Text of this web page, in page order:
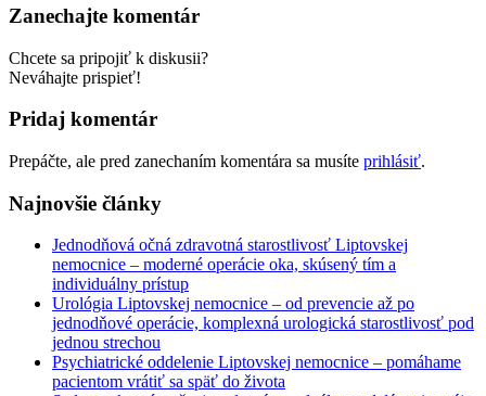
Zanechajte komentár
Chcete sa pripojiť k diskusii?
Neváhajte prispieť!
Pridaj komentár
Prepáčte, ale pred zanechaním komentára sa musíte prihlásiť.
Najnovšie články
Jednodňová očná zdravotná starostlivosť Liptovskej
nemocnice – moderné operácie oka, skúsený tím a
individuálny prístup
Urológia Liptovskej nemocnice – od prevencie až po
jednodňové operácie, komplexná urologická starostlivosť pod
jednou strechou
Psychiatrické oddelenie Liptovskej nemocnice – pomáhame
pacientom vrátiť sa späť do života